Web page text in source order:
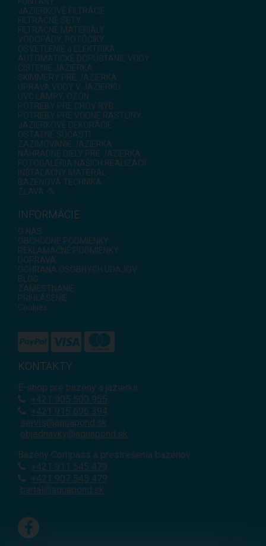
JAZIERKOVÉ FILTRÁCIE
FILTRAČNÉ SETY
FILTRAČNÉ MATERIÁLY
VODOPÁDY, POTÔČIKY
OSVETLENIE a ELEKTRIKA
AUTOMATICKÉ DOPÚŠŤANIE VODY
ČISTENIE JAZIERKA
SKIMMERY PRE JAZIERKA
ÚPRAVA VODY V JAZIERKU
UVC LAMPY, OZÓN
POTREBY PRE CHOV RÝB
POTREBY PRE VODNÉ RASTLINY
JAZIERKOVÉ DEKORÁCIE
OSTATNÉ SÚČASTI
ZAZIMOVANIE JAZIERKA
NÁHRADNÉ DIELY PRE JAZIERKA
FOTOGALÉRIA NAŠICH REALIZÁCIÍ
INŠTALAČNÝ MATERÁL
BAZÉNOVÁ TECHNIKA
ZĽAVA -%
INFORMÁCIE
O NÁS
OBCHODNÉ PODMIENKY
REKLAMAČNÉ PODMIENKY
DOPRAVA
OCHRANA OSOBNÝCH ÚDAJOV
BLOG
ZAMESTNANIE
PRIHLÁSENIE
Cookies
KONTAKTY
E-shop pre bazény a jazierka
+421 905 500 955
+421 915 696 394
servis@aquapond.sk
objednavky@aquapond.sk
Bazény Compass a prestrešenia bazénov
+421 911 545 479
+421 907 545 479
bartal@aquapond.sk